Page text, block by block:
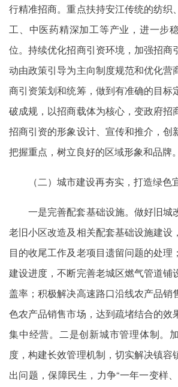
行精准招商。重点扶持安江传统的纺织
工、中医药精深加工等产业，进一步
位。持续优化招商引资环境，加强招商
动由政策引导为主向制度规范和优化营
商引资策划和统筹，做到有准确的目标
破成规，以招商载体为核心，变政府招
招商引资的形象设计、宣传和推介，创
把握重点，树立良好的区域形象和品牌。
（二）城市建设再夯实，打造绿色
一是完善配套基础设施。做好旧城
老旧小区改造及相关配套基础设施建设
目的收尾工作及老项目遗留问题的处理
建设进度，不断完善老城区燃气管道铺
盖率；积极解决高速路口沿线农产品销
色农产品销售市场，达到疏堵结合的效
集中经营。二是创新城市管理体制。
度，构建长效管理机制，切实解决镇容
出问题，保障民生，力争“一年一变样